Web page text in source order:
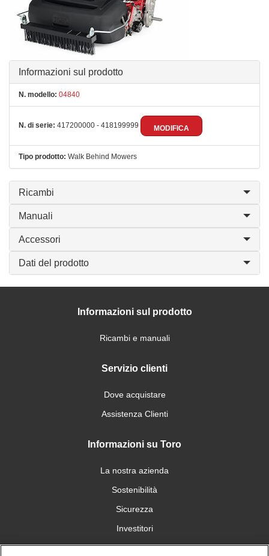
Informazioni sul prodotto
N. modello: 04840
N. di serie: 417200000 - 418199999 MODIFICA
Tipo prodotto: Walk Behind Mowers
Ricambi
Manuali
Accessori
Dati del prodotto
Informazioni sul prodotto
Ricambi e manuali
Servizio clienti
Dove acquistare
Assistenza Clienti
Informazioni su Toro
La nostra azienda
Sostenibilità
Sicurezza
Investitori
Carriera